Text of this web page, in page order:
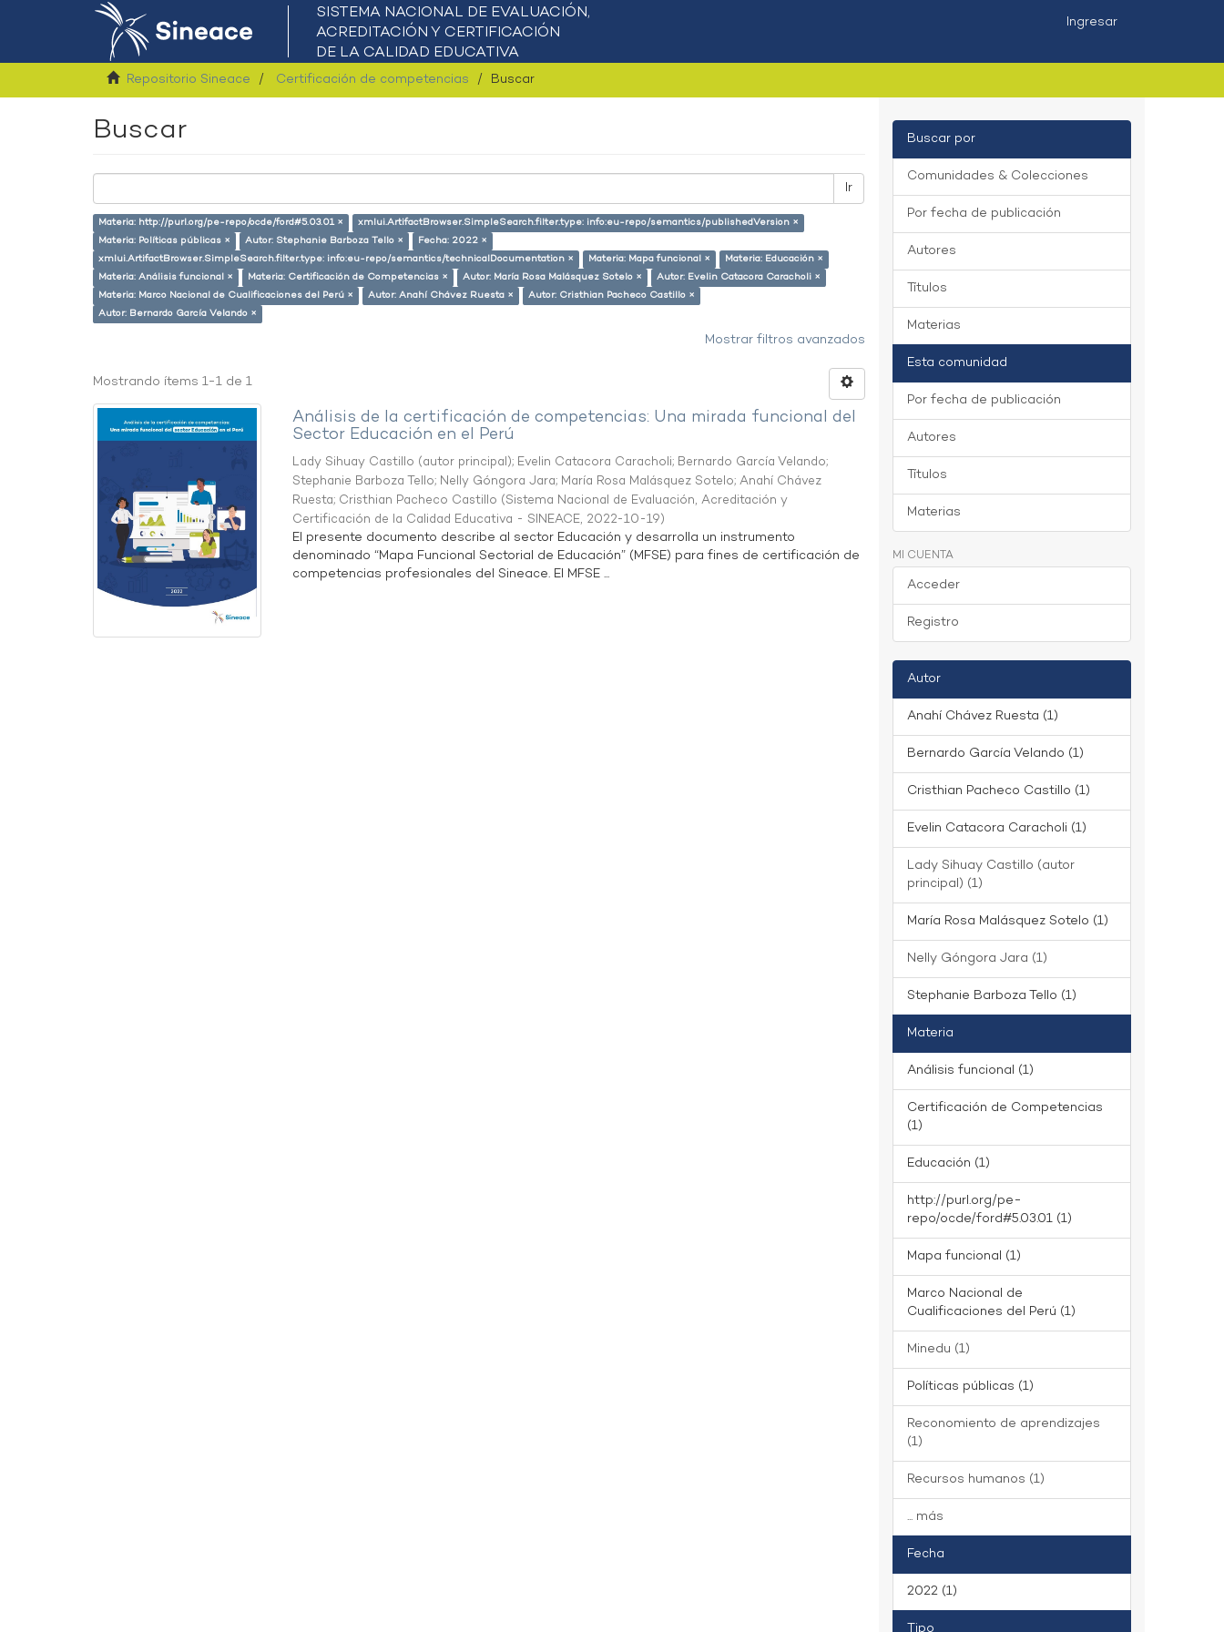
Ingresar
Repositorio Sineace Certificación de competencias Buscar
Buscar
Ir
Materia: http://purl.org/pe-repo/ocde/ford#5.03.01 ×
xmlui.ArtifactBrowser.SimpleSearch.filter.type: info:eu-repo/semantics/publishedVersion ×
Materia: Políticas públicas ×
Autor: Stephanie Barboza Tello ×
Fecha: 2022 ×
xmlui.ArtifactBrowser.SimpleSearch.filter.type: info:eu-repo/semantics/technicalDocumentation ×
Materia: Mapa funcional ×
Materia: Educación ×
Materia: Análisis funcional ×
Materia: Certificación de Competencias × Autor: María Rosa Malásquez Sotelo ×
Autor: Evelin Catacora Caracholi ×
Materia: Marco Nacional de Cualificaciones del Perú ×
Autor: Anahí Chávez Ruesta ×
Autor: Cristhian Pacheco Castillo ×
Autor: Bernardo García Velando ×
Mostrar filtros avanzados
Mostrando ítems 1-1 de 1
Análisis de la certificación de competencias: Una mirada funcional del
Sector Educación en el Perú
Lady Sihuay Castillo (autor principal); Evelin Catacora Caracholi; Bernardo García Velando;
Stephanie Barboza Tello; Nelly Góngora Jara; María Rosa Malásquez Sotelo;Anahí Chávez
Ruesta; Cristhian Pacheco Castillo (Sistema Nacional de Evaluación, Acreditación y
Certificación de la Calidad Educativa - SINEACE, 2022-10-19)
El presente documento describe al sector Educación y desarrolla un instrumento
denominado “Mapa Funcional Sectorial de Educación” (MFSE) para fines de certificación de
competencias profesionales del Sineace. El MFSE ...
Buscar por
Comunidades & Colecciones
Por fecha de publicación
Autores
Títulos
Materias
Esta comunidad
Por fecha de publicación
Autores
Títulos
Materias
MI CUENTA
Acceder
Registro
Autor
Anahí Chávez Ruesta (1)
Bernardo García Velando (1)
Cristhian Pacheco Castillo (1)
Evelin Catacora Caracholi (1)
Lady Sihuay Castillo (autor
principal) (1)
María Rosa Malásquez Sotelo (1)
Nelly Góngora Jara (1)
Stephanie Barboza Tello (1)
Materia
Análisis funcional (1)
Certificación de Competencias
(1)
Educación (1)
http://purl.org/pe-
repo/ocde/ford#5.03.01 (1)
Mapa funcional (1)
Marco Nacional de
Cualificaciones del Perú (1)
Minedu (1)
Políticas públicas (1)
Reconomiento de aprendizajes
(1)
Recursos humanos (1)
... más
Fecha
2022 (1)